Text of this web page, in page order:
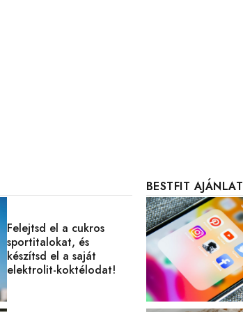
Felejtsd el a cukros
sportitalokat, és
készítsd el a saját
elektrolit-koktélodat!
BESTFIT AJÁNLAT